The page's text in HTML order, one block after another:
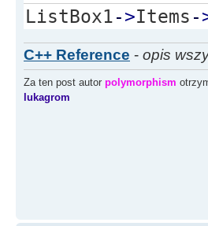
ListBox1->Items -
C++ Reference - opis
Za ten post autor polymorphism
lukagrom